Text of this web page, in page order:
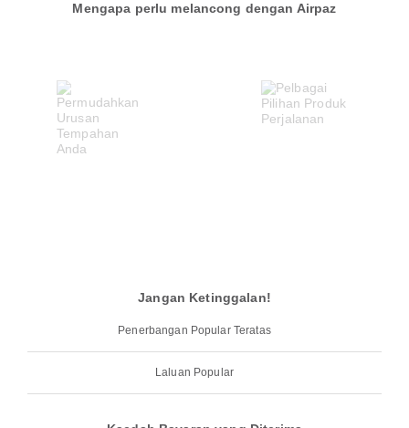
Mengapa perlu melancong dengan Airpaz
Jangan Ketinggalan!
Penerbangan Popular Teratas
Laluan Popular